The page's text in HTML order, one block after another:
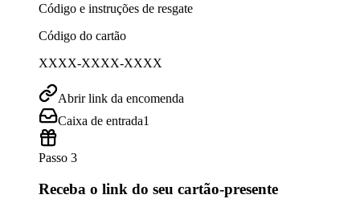
Código e instruções de resgate
Código do cartão
XXXX-XXXX-XXXX
Abrir link da encomenda
Caixa de entrada1
Passo 3
Receba o link do seu cartão-presente